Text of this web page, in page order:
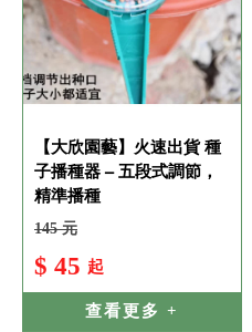
【大欣園藝】火速出貨 種
子播種器 – 五段式調節，
精準播種
145 元
$ 45 起
查看更多 +